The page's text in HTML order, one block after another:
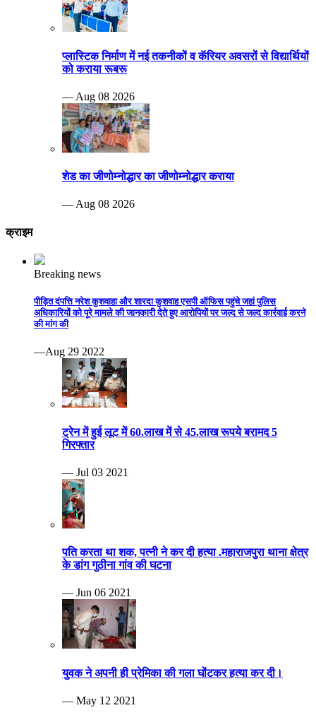
प्लास्टिक निर्माण में नई तकनीकों व कॅरियर अवसरों से विद्यार्थियों
को कराया रूबरू
— Aug 08 2026
शेड का जीणोम्नोद्धार का जीणोम्नोद्धार कराया
— Aug 08 2026
क्राइम
Breaking news
पीड़ित दंपत्ति नरेश कुशवाहा और शारदा कुशवाह एसपी ऑफिस पहुंचे जहां पुलिस
अधिकारियों को पूरे मामले की जानकारी देते हुए आरोपियों पर जल्द से जल्द कार्रवाई करने
की मांग की
—Aug 29 2022
ट्रेन में हुई लूट में 60.लाख में से 45.लाख रूपये बरामद 5
गिरफ्तार
— Jul 03 2021
पति करता था शक, पत्नी ने कर दी हत्या .महाराजपुरा थाना क्षेत्र
के डांग गुठीना गांव की घटना
— Jun 06 2021
युवक ने अपनी ही प्रेमिका की गला घोंटकर हत्या कर दी।
— May 12 2021